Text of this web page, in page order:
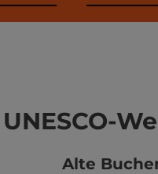
UNESCO-
Alte